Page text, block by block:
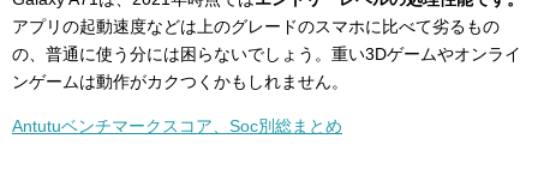
アプリの起動速度などは上のグレードのスマホに比べて劣るもの
の、普通に使う分には困らないでしょう。重い3Dゲームやオンライ
ンゲームは動作がカクつくかもしれません。
Antutuベンチマークスコア、Soc別総まとめ